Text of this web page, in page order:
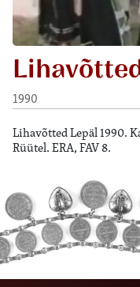
1990
Lihavõtted Lepäl 1990.
Rüütel. ERA, FAV 8.